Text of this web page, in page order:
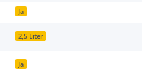
Ja
2,5 Liter
Ja